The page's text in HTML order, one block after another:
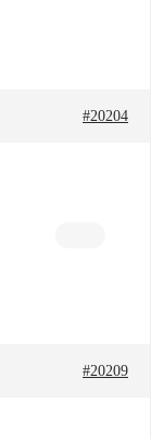
#20204
#20209